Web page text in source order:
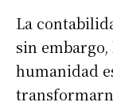
La
sin
humanidad